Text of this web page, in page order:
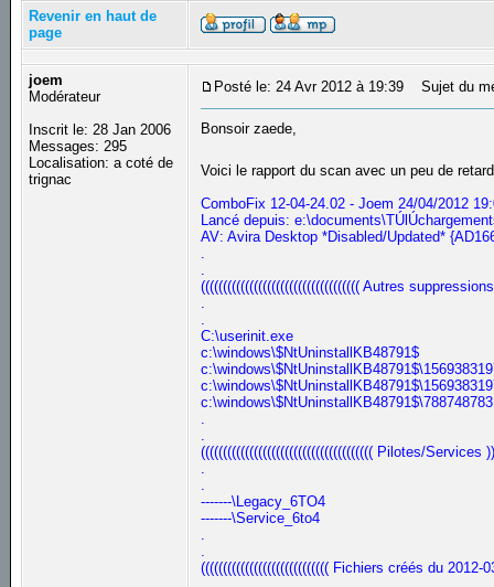
Revenir en haut de
page
joem
Modérateur
Inscrit le: 28 Jan 2006
Messages: 295
Localisation: a coté de
trignac
Posté le: 24 Avr 2012 à 19:39 Sujet du
Bonsoir zaede,
Voici le rapport du scan avec un peu de
ComboFix 12-04-24.02 - Joem 24/04/2012
Lancé depuis:
AV: Avira Desktop *Disabled/Updated*
.
.
(((((((((((((((((((((((((((((((((((( Autres
.
.
C:\userinit.exe
c:\windows\$NtUninstallKB48791$
c:\windows\$NtUninstallKB48791$\788748783
.
.
((((((((((((((((((((((((((((((((((((((( Pilotes/Services
.
.
-------\Legacy_6TO4
-------\Service_6to4
.
.
((((((((((((((((((((((((((((( Fichiers créés du 2012-